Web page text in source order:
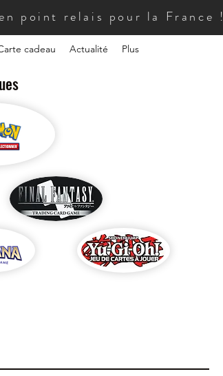
point relais pour la France !
cadeau Actualité Plus